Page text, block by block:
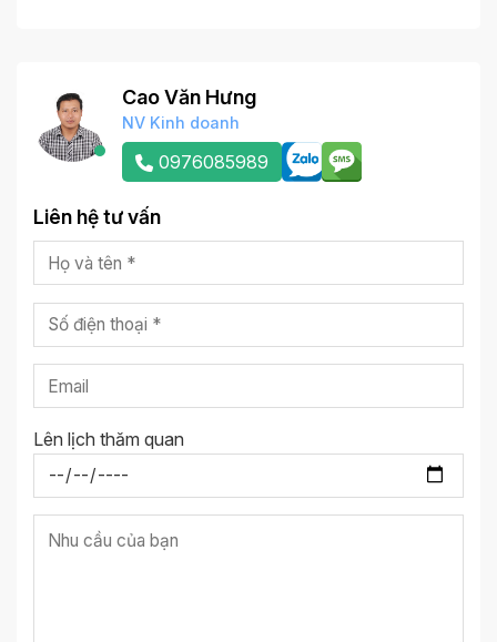
Cao Văn Hưng
NV Kinh doanh
0976085989
Liên hệ tư vấn
Lên lịch thăm quan